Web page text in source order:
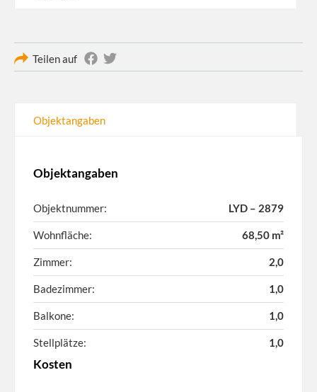
Teilen auf
Objektangaben
Objektangaben
Objektnummer: LYD – 2879
Wohnfläche: 68,50 m²
Zimmer: 2,0
Badezimmer: 1,0
Balkone: 1,0
Stellplätze: 1,0
Kosten